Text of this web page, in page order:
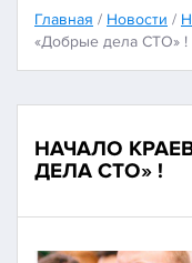
Главная / Новости /
«Добрые дела СТО» !
НАЧАЛО
ДЕЛА СТО» !